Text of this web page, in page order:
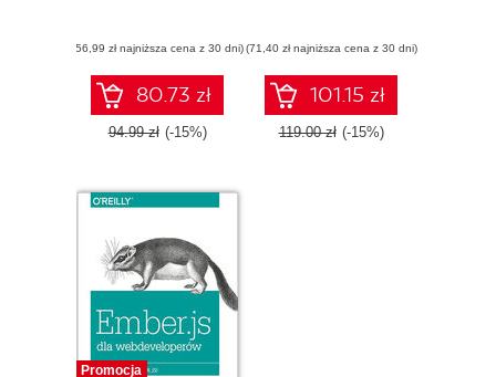
(56,99 zł najniższa cena z 30 dni)
80.73 zł
94.99 zł (-15%)
(71,40 zł najniższa cena z 30 dni)
101.15 zł
119.00 zł (-15%)
Promocja